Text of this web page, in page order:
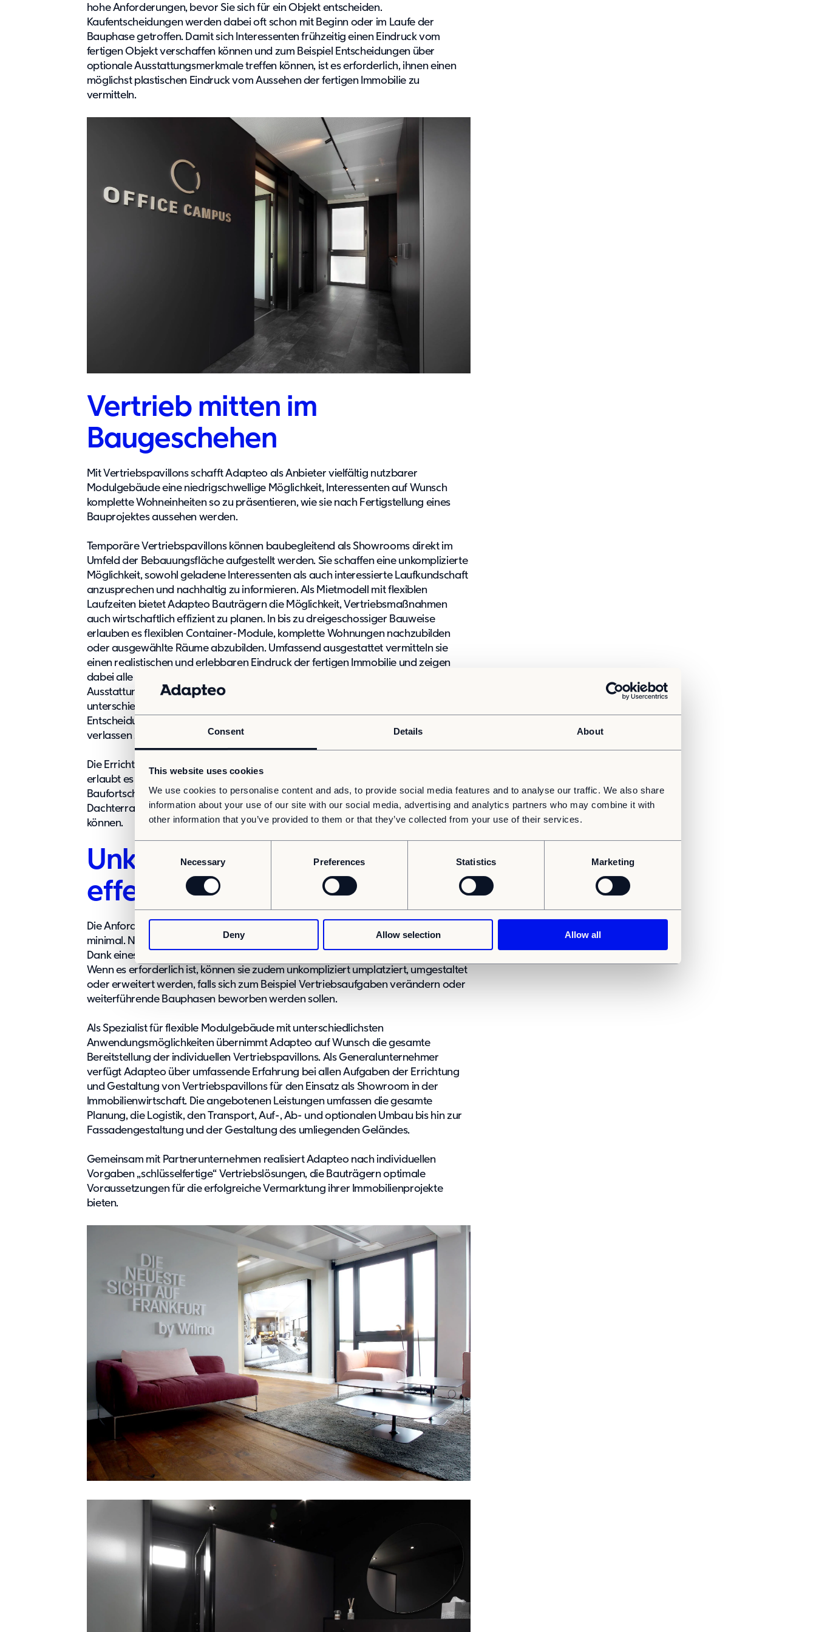
Consent Details About
This website uses cookies
We use cookies to personalise content and ads, to provide social media features and to analyse our traffic. We also share
information about your use of our site with our social media, advertising and analytics partners who may combine it with
other information that you’ve provided to them or that they’ve collected from your use of their services.
t
e
l
t
o
n
Necessary Preferences Statistics Marketing
Deny Allow selection Allow all
hohe Anforderungen, bevor Sie sich für ein Objekt entscheiden.
Kaufentscheidungen werden dabei oft schon mit Beginn oder im Laufe der
Bauphase getroffen. Damit sich Interessenten frühzeitig einen Eindruck vom
fertigen Objekt verschaffen können und zum Beispiel Entscheidungen über
optionale Ausstattungsmerkmale treffen können, ist es erforderlich, ihnen einen
möglichst plastischen Eindruck vom Aussehen der fertigen Immobilie zu
vermitteln.
Vertrieb mitten im
Baugeschehen
Mit Vertriebspavillons schafft Adapteo als Anbieter vielfältig nutzbarer
Modulgebäude eine niedrigschwellige Möglichkeit, Interessenten auf Wunsch
komplette Wohneinheiten so zu präsentieren, wie sie nach Fertigstellung eines
Bauprojektes aussehen werden.
Temporäre Vertriebspavillons können baubegleitend als Showrooms direkt im
Umfeld der Bebauungsfläche aufgestellt werden. Sie schaffen eine unkomplizierte
Möglichkeit, sowohl geladene Interessenten als auch interessierte Laufkundschaft
anzusprechen und nachhaltig zu informieren. Als Mietmodell mit flexiblen
Laufzeiten bietet Adapteo Bauträgern die Möglichkeit, Vertriebsmaßnahmen
auch wirtschaftlich effizient zu planen. In bis zu dreigeschossiger Bauweise
erlauben es flexiblen Container-Module, komplette Wohnungen nachzubilden
oder ausgewählte Räume abzubilden. Umfassend ausgestattet vermitteln sie
einen realistischen und erlebbaren Eindruck der fertigen Immobilie und zeigen
dabei alle relevanten Details, wie zum Beispiel Bodenbeläge oder sanitäre
Ausstattung. Damit erlauben sie potenziellen Käufern oder Mietern zum Beispiel
unterschiedliche Ausstattungsvarianten vor Ort zu vergleichen und notwendige
Entscheidungen zu treffen, ohne sich auf abstrakte Produktmuster oder Kataloge
verlassen zu müssen.
Die Errichtung von Verkaufspavillons, unmittelbar auf oder am Baugrundstück,
erlaubt es Interessenten zudem, sich einen Eindruck vom Quartier und vom
Baufortschritt zu verschaffen. Zu diesem Zweck sind die Modulgebäude mit
Dachterrassen ausgestattet, die in einen Besichtigungstermin einbezogen werden
können.
Unkompliziert, nachhaltig und
effektiv
Die Anforderungen an die erforderliche Stellfläche für Vertriebspavillons sind
minimal. Nach Abschluss der Vertriebsphase können sie leicht zurückgebaut und
Dank eines Kreislaufwirtschaftssystems nachhaltig wiederverwendet werden.
Wenn es erforderlich ist, können sie zudem unkompliziert umplatziert, umgestaltet
oder erweitert werden, falls sich zum Beispiel Vertriebsaufgaben verändern oder
weiterführende Bauphasen beworben werden sollen.
Als Spezialist für flexible Modulgebäude mit unterschiedlichsten
Anwendungsmöglichkeiten übernimmt Adapteo auf Wunsch die gesamte
Bereitstellung der individuellen Vertriebspavillons. Als Generalunternehmer
verfügt Adapteo über umfassende Erfahrung bei allen Aufgaben der Errichtung
und Gestaltung von Vertriebspavillons für den Einsatz als Showroom in der
Immobilienwirtschaft. Die angebotenen Leistungen umfassen die gesamte
Planung, die Logistik, den Transport, Auf-, Ab- und optionalen Umbau bis hin zur
Fassadengestaltung und der Gestaltung des umliegenden Geländes.
Gemeinsam mit Partnerunternehmen realisiert Adapteo nach individuellen
Vorgaben „schlüsselfertige“ Vertriebslösungen, die Bauträgern optimale
Voraussetzungen für die erfolgreiche Vermarktung ihrer Immobilienprojekte
bieten.